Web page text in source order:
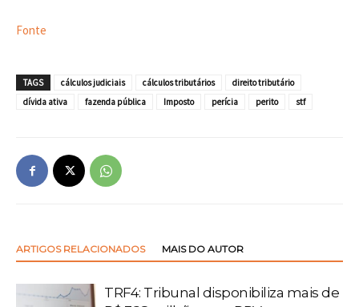
Fonte
TAGS cálculos judiciais cálculos tributários
direito tributário
dívida ativa
fazenda pública Imposto perícia perito stf
ARTIGOS RELACIONADOS MAIS DO AUTOR
TRF4: Tribunal disponibiliza mais de